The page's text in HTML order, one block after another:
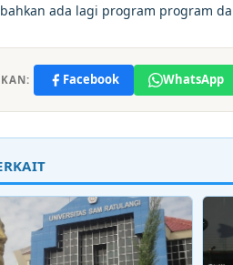
ada lagi program program
Facebook WhatsApp